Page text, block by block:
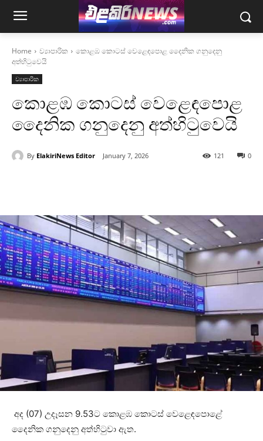
Home ව්‍යාපාරික
කොළඹ කොටස් වෙළෙඳපොළ දෛනික ගනුදෙනු
අත්හිටුවෙයි
ව්‍යාපාරික
කොළඹ කොටස් වෙළෙඳපොළ
දෛනික ගනුදෙනු අත්හිටුවෙයි
By ElakiriNews Editor January 7, 2026 0
121
අද (07) උදෑසන 9.53ට කොළඹ කොටස් වෙළෙඳපොළේ
දෛනික ගනුදෙනු අත්හිටුවා ඇත.